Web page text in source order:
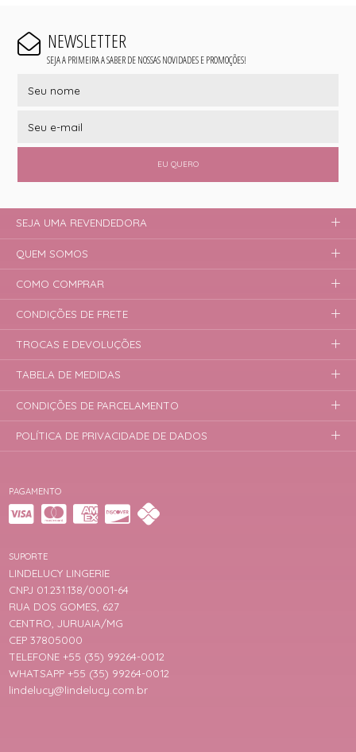
NEWSLETTER
SEJA A PRIMEIRA A SABER DE NOSSAS NOVIDADES E PROMOÇÕES!
EU QUERO
PAGAMENTO
SUPORTE
LINDELUCY LINGERIE
CNPJ 01.231.138/0001-64
RUA DOS GOMES, 627
CENTRO, JURUAIA/MG
CEP 37805000
TELEFONE +55 (35) 99264-0012
WHATSAPP +55 (35) 99264-0012
lindelucy@lindelucy.com.br
SEJA UMA REVENDEDORA
QUEM SOMOS
COMO COMPRAR
CONDIÇÕES DE FRETE
TROCAS E DEVOLUÇÕES
TABELA DE MEDIDAS
CONDIÇÕES DE PARCELAMENTO
POLÍTICA DE PRIVACIDADE DE DADOS